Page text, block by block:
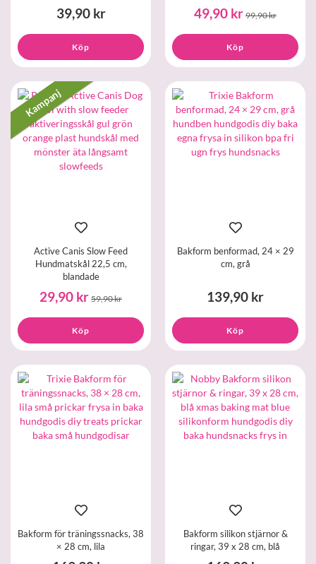
39,90 kr
Köp
49,90 kr 99,90 kr
Köp
Kampanj
Active Canis Slow Feed
Hundmatskål 22,5 cm,
blandade
29,90 kr 59,90 kr
Köp
Bakform benformad, 24 × 29
cm, grå
139,90 kr
Köp
Bakform för träningssnacks, 38
× 28 cm, lila
Bakform silikon stjärnor &
ringar, 39 x 28 cm, blå